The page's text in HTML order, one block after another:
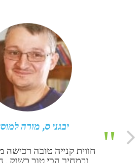
יבגני ס, מורה
חווית קנייה טובה רכישה